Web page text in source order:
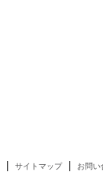
サイトマップ| お問い